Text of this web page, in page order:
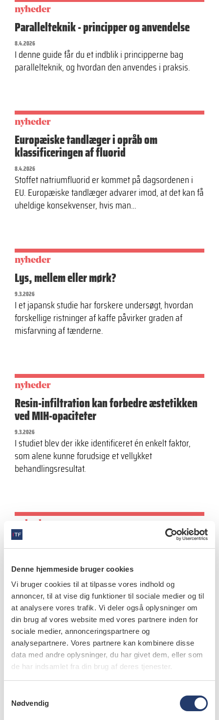
Denne hjemmeside bruger cookies
Vi bruger cookies til at tilpasse vores indhold og
annoncer, til at vise dig funktioner til sociale medier og til
at analysere vores trafik. Vi deler også oplysninger om
din brug af vores website med vores partnere inden for
sociale medier, annonceringspartnere og
analysepartnere. Vores partnere kan kombinere disse
data med andre oplysninger, du har givet dem, eller som
de har indsamlet fra din brug af deres tjenester.
Nødvendig
nyheder
Parallelteknik - principper og anvendelse
8.4.2026
I denne guide får du et indblik i principperne bag
parallelteknik, og hvordan den anvendes i praksis.
nyheder
Europæiske tandlæger i opråb om
klassificeringen af fluorid
8.4.2026
Stoffet natriumfluorid er kommet på dagsordenen i
EU. Europæiske tandlæger advarer imod, at det kan få
uheldige konsekvenser, hvis man…
nyheder
Lys, mellem eller mørk?
9.3.2026
I et japansk studie har forskere undersøgt, hvordan
forskellige ristninger af kaffe påvirker graden af
misfarvning af tænderne.
nyheder
Resin-infiltration kan forbedre æstetikken
ved MIH-opaciteter
9.3.2026
I studiet blev der ikke identificeret én enkelt faktor,
som alene kunne forudsige et vellykket
behandlingsresultat.
nyheder
Dexmedetomidin versus midazolam:
Sedering og angst hos børn før
tandbehandling
9.3.2026
Børnene i studiet blev tilfældigt fordelt til at modtage
enten intranasal midazolam i en dosis på 0,25 mg/kg
eller intranasal…
overlevelse og stabilt knogleniveau